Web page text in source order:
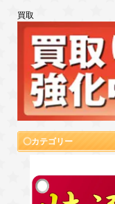
買取
カテゴリー